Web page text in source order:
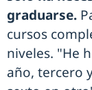
graduarse.
cursos
niveles. "He
año, tercero